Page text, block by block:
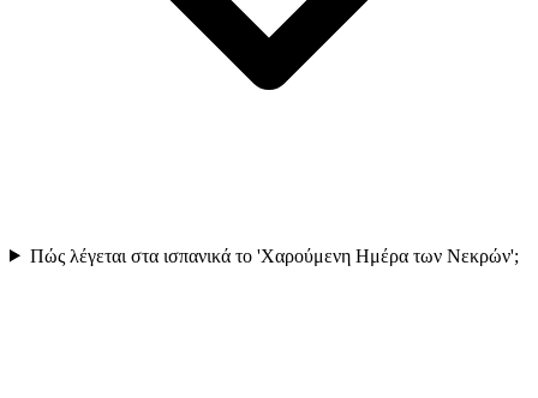
Πώς λέγεται στα ισπανικά το 'Χαρούμενη Ημέρα των Νεκρών';